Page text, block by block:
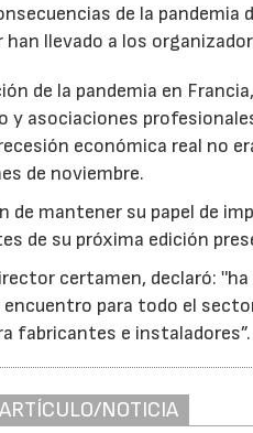
de la
han llevado a los
de la pandemia en
y asociaciones
económica real no
de noviembre.
de mantener su papel de
de su próxima edición
certamen, declaró:
encuentro para todo el
fabricantes e instaladores”.
NOTICIA